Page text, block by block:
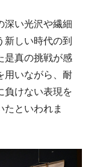
深い光沢や繊細
新しい時代の到
是真の挑戦が感
用いながら、耐
負けない表現を
たといわれま